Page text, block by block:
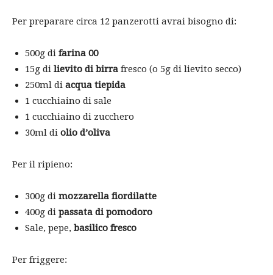
Per preparare circa 12 panzerotti avrai bisogno di:
500g di farina 00
15g di lievito di birra fresco (o 5g di lievito secco)
250ml di acqua tiepida
1 cucchiaino di sale
1 cucchiaino di zucchero
30ml di olio d’oliva
Per il ripieno:
300g di mozzarella fiordilatte
400g di passata di pomodoro
Sale, pepe, basilico fresco
Per friggere: